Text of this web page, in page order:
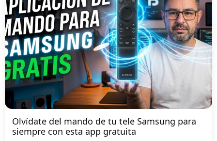
Olvídate del mando de tu tele Samsung para
siempre con esta app gratuita